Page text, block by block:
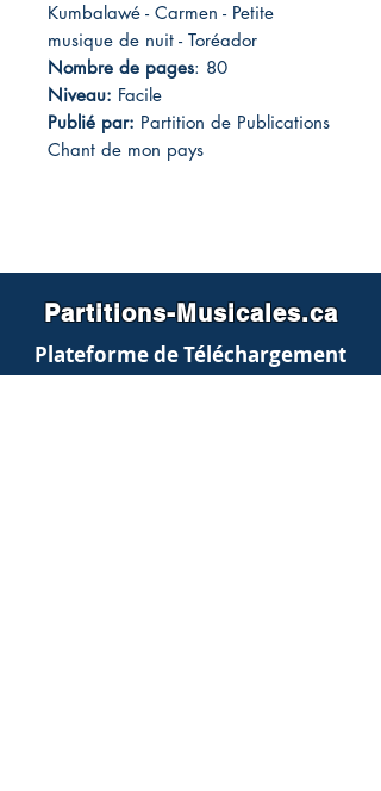
Kumbalawé - Carmen - Petite
musique de nuit - Toréador
Nombre de pages: 80
Niveau: Facile
Publié par: Partition de Publications
Chant de mon pays
Partitions-Musicales.ca
Plateforme de Téléchargement